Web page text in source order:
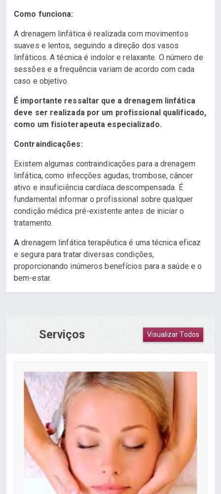
Como funciona:
A drenagem linfática é realizada com movimentos
suaves e lentos, seguindo a direção dos vasos
linfáticos. A técnica é indolor e relaxante. O número de
sessões e a frequência variam de acordo com cada
caso e objetivo.
É importante ressaltar que a drenagem linfática
deve ser realizada por um profissional qualificado,
como um fisioterapeuta especializado.
Contraindicações:
Existem algumas contraindicações para a drenagem
linfática, como infecções agudas, trombose, câncer
ativo e insuficiência cardíaca descompensada. É
fundamental informar o profissional sobre qualquer
condição médica pré-existente antes de iniciar o
tratamento.
A drenagem linfática terapêutica é uma técnica eficaz
e segura para tratar diversas condições,
proporcionando inúmeros benefícios para a saúde e o
bem-estar.
Serviços Visualizar Todos